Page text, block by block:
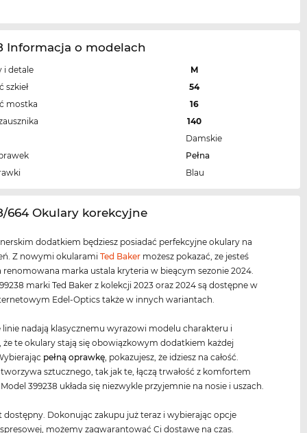
Informacja o modelach
i detale
M
szkieł
54
mostka
16
140
Damskie
Pełna
Blau
664 Okulary korekcyjne
dodatkiem będziesz posiadać perfekcyjne okulary na
Z nowymi okularamiTed Baker możesz pokazać, ze jesteś
renomowana marka ustala kryteria w bieącym sezonie 2024.
marki Ted Baker z kolekcji 2023 oraz 2024 są dostępne w
Edel-Optics także w innych wariantach.
linie nadają klasycznemu wyrazowi modelu charakteru i
że te okulary stają się obowiązkowym dodatkiem każdej
pełną oprawkę , pokazujesz, że idziesz na całość.
sztucznego, tak jak te, łączą trwałość z komfortem
399238 układa się niezwykle przyjemnie na nosie i uszach.
dostępny. Dokonując zakupu już teraz i wybierając opcje
możemy zagwarantować Ci dostawę na czas.